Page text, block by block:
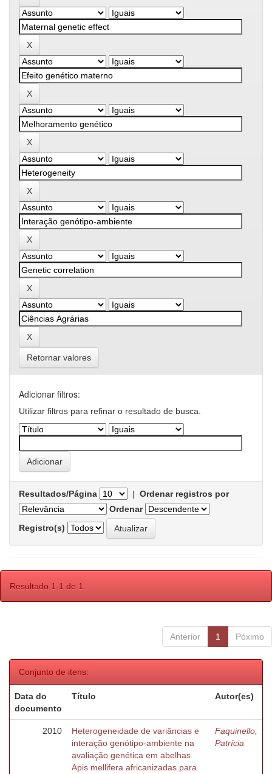
Retornar valores
Adicionar filtros:
Utilizar filtros para refinar o resultado de busca.
Resultados/Página | Ordenar registros por
Ordenar
Registro(s)
Resultado 1-1 de 1.
Anterior 1 Póximo
Conjunto de itens:
Data do
documento
Título Autor(es)
2010
Heterogeneidade de variâncias e
interação genótipo-ambiente na
avaliação genética em abelhas
Apis mellifera africanizadas para
Faquinello,
Patrícia